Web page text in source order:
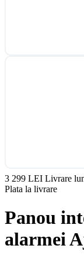
3 299 LEI Livrare
Plata la livrare
Panou
alarmei